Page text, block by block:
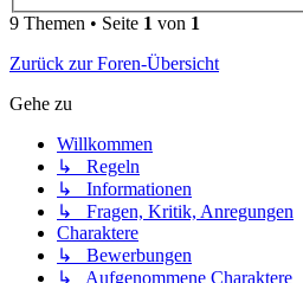
9 Themen • Seite 1 von 1
Zurück zur Foren-Übersicht
Gehe zu
Willkommen
↳ Regeln
↳ Informationen
↳ Fragen, Kritik, Anregungen
Charaktere
↳ Bewerbungen
↳ Aufgenommene Charaktere